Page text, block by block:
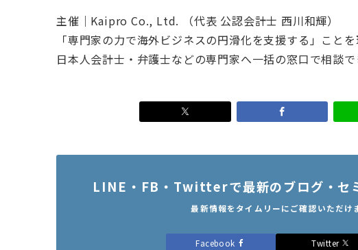
主催｜Kaipro Co., Ltd. （代表 公認会計士 西川和輝）
「専門家の力で海外ビジネスの円滑化を支援する」こと
日本人会計士・弁護士などの専門家へ一括の窓口で相談
LINE・FB・Twitterで最新のブログ・セ
最新情報をタイムリーにご確認いただけ
Facebook Twitter